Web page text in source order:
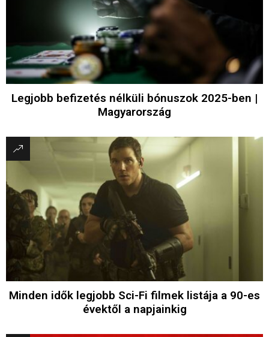
Legjobb befizetés nélküli bónuszok 2025-ben |
Magyarország
Minden idők legjobb Sci-Fi filmek listája a 90-es
évektől a napjainkig